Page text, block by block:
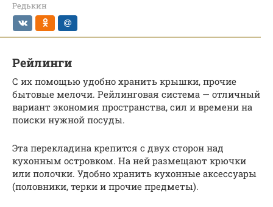
Редькин
Рейлинги
С их помощью удобно хранить крышки, прочие
бытовые мелочи. Рейлинговая система — отличный
вариант экономия пространства, сил и времени на
поиски нужной посуды.
Эта перекладина крепится с двух сторон над
кухонным островком. На ней размещают крючки
или полочки. Удобно хранить кухонные аксессуары
(половники, терки и прочие предметы).